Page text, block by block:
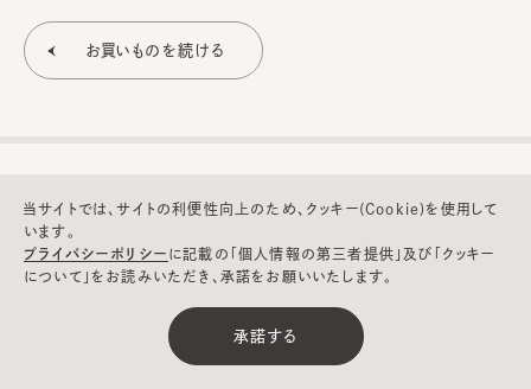
©CA4LA INC. All Rights Reserved.
当サイトでは、サイトの利便性向上のため、クッキー(Cookie)を使用して
います。
プライバシーポリシー に記載の「個人情報の第三者提供」及び「クッキー
について」をお読みいただき、承諾をお願いいたします。
承諾する